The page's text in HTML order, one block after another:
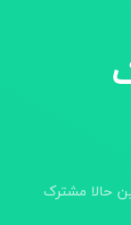
حالا مشترک